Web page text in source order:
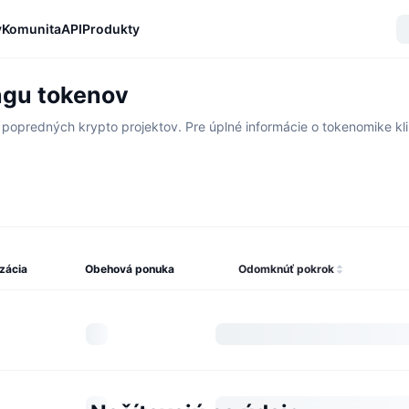
KomunitaAPIProdukty
tokenov
krypto projektov. Pre úplné informácie o tokenomike
Obehová ponuka Odomknúť pokrok